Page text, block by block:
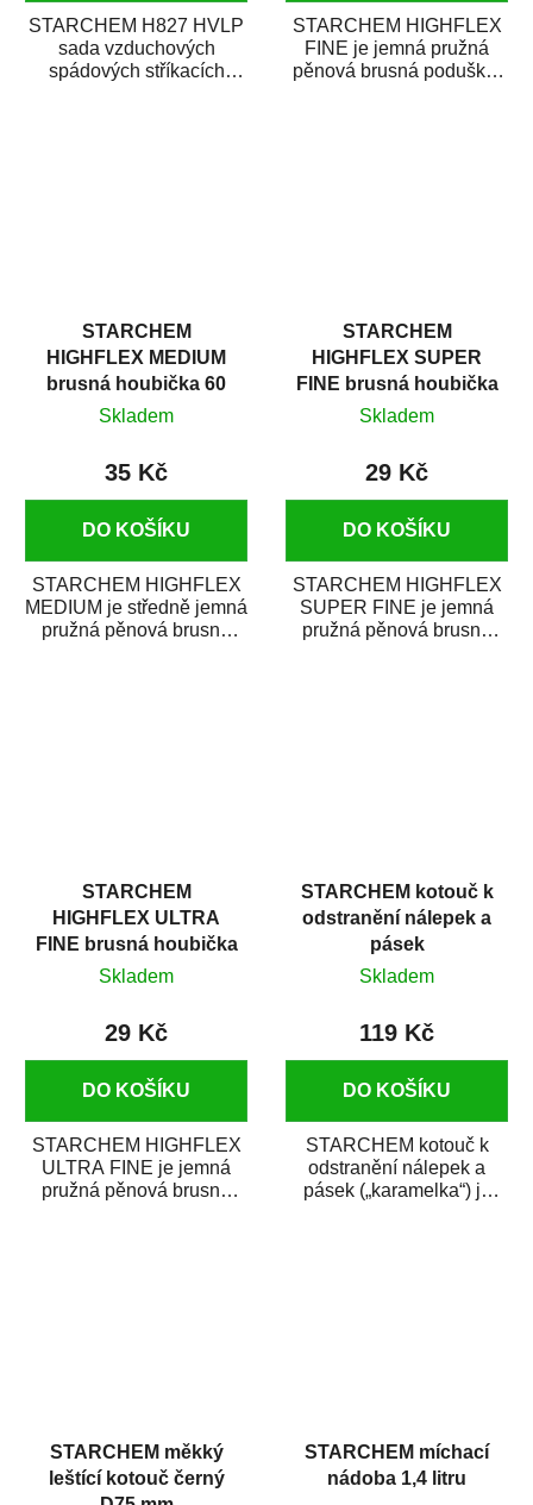
STARCHEM H827 HVLP
sada vzduchových
spádových stříkacích
STARCHEM HIGHFLEX
FINE je jemná pružná
pěnová brusná poduška,
STARCHEM
HIGHFLEX MEDIUM
brusná houbička 60
(střední)
Skladem
35 Kč
DO KOŠÍKU
STARCHEM HIGHFLEX
MEDIUM je středně jemná
pružná pěnová brusná
STARCHEM
HIGHFLEX SUPER
FINE brusná houbička
180 (super jemná)
Skladem
29 Kč
DO KOŠÍKU
STARCHEM HIGHFLEX
SUPER FINE je jemná
pružná pěnová brusná
STARCHEM
HIGHFLEX ULTRA
FINE brusná houbička
280 (ultra jemná)
Skladem
29 Kč
DO KOŠÍKU
STARCHEM HIGHFLEX
ULTRA FINE je jemná
pružná pěnová brusná
STARCHEM kotouč k
odstranění nálepek a
pásek
Skladem
119 Kč
DO KOŠÍKU
STARCHEM kotouč k
odstranění nálepek a
pásek („karamelka“) je
STARCHEM měkký
leštící kotouč černý
STARCHEM míchací
nádoba 1,4 litru